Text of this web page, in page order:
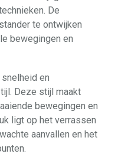
De
te ontwijken
bewegingen en
en
Deze stijl maakt
bewegingen en
ligt op het verrassen
aanvallen en het